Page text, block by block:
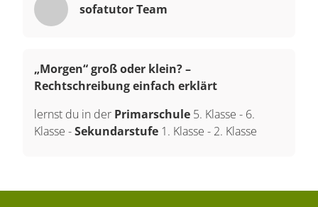
sofatutor Team
„Morgen“ groß oder klein? –
Rechtschreibung einfach erklärt
lernst du in der Primarschule 5. Klasse - 6.
Klasse -Sekundarstufe 1. Klasse - 2. Klasse